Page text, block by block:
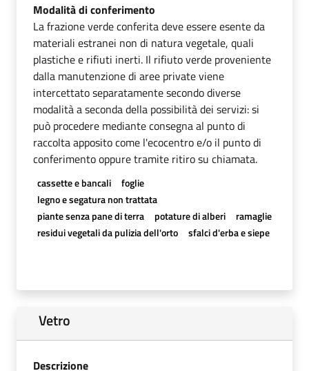
Modalità di conferimento
La frazione verde conferita deve essere esente da
materiali estranei non di natura vegetale, quali
plastiche e rifiuti inerti. Il rifiuto verde proveniente
dalla manutenzione di aree private viene
intercettato separatamente secondo diverse
modalità a seconda della possibilità dei servizi: si
può procedere mediante consegna al punto di
raccolta apposito come l'ecocentro e/o il punto di
conferimento oppure tramite ritiro su chiamata.
cassette e bancali
foglie
legno e segatura non trattata
piante senza pane di terra
potature di alberi
ramaglie
residui vegetali da pulizia dell'orto
sfalci d'erba e siepe
Vetro
Descrizione